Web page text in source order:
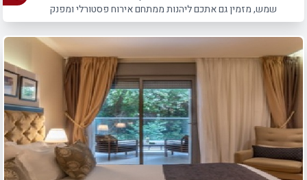
שמש, מזמין גם אתכם ליהנות ממתחם אירוח פסטורלי ומפנק
לשומרי שבת.